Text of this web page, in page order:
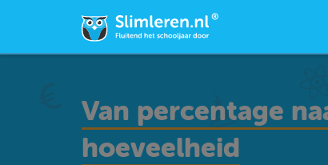
Van percentage
hoeveelheid